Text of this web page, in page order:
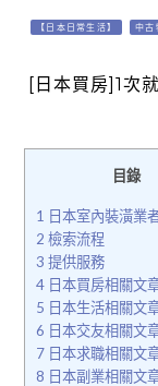
【日本日常生活】 中古
[日本買房]1次
目錄
1 日本室內裝潢業
2 檢索流程
3 提供服務
4日本買房相關文
5 日本生活相關文
6 日本交友相關文
7日本求職相關文
8 日本副業相關文